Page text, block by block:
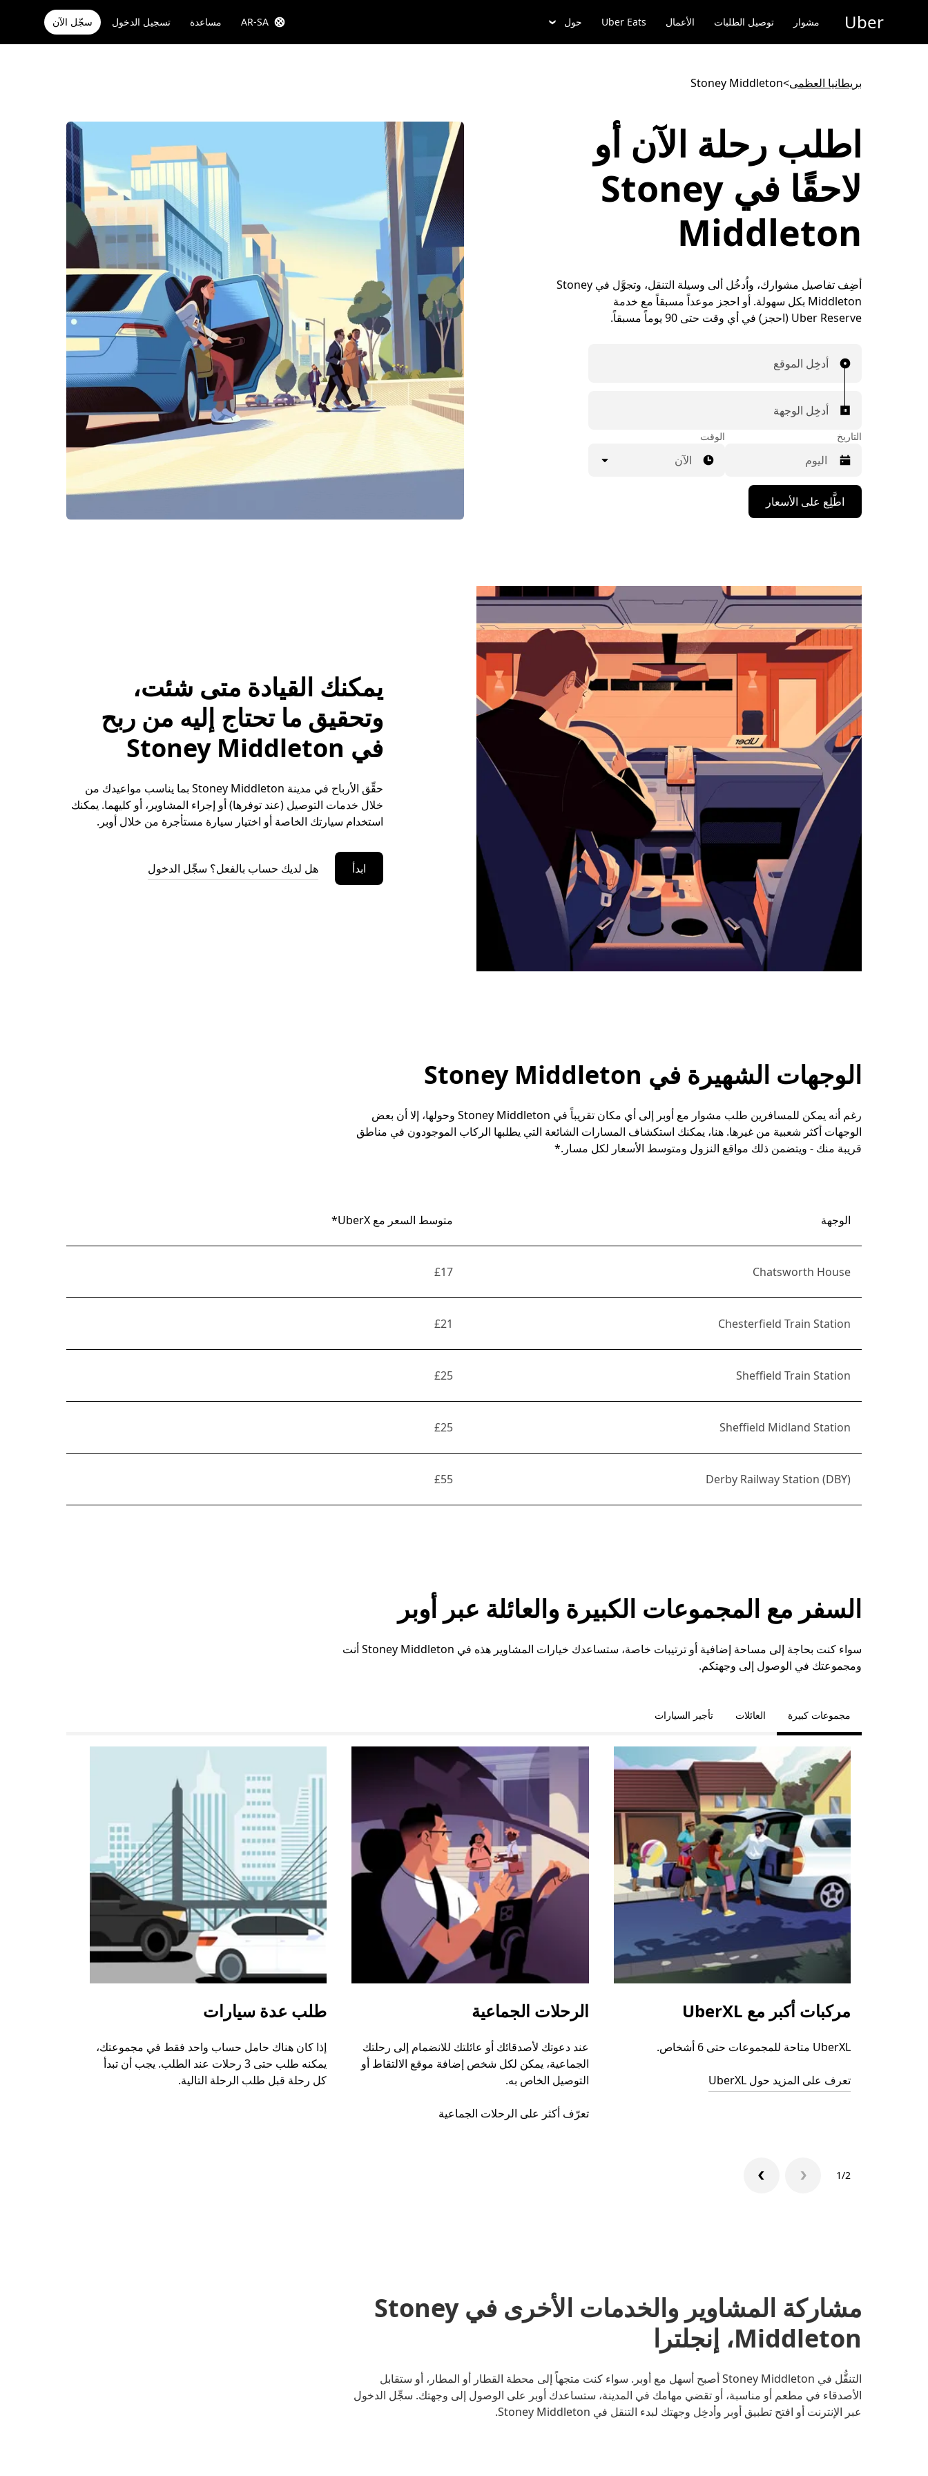
المحتوى
Uber مشوار توصيل الطلبات الأعمال Uber Eats حول AR-SA مساعدة تسجيل الدخول سجّل الآن
بريطانيا العظمى>
Stoney Middleton
اطلب رحلة الآن أو
لاحقًا في Stoney
Middleton
أضِف تفاصيل مشوارك، واُدخُل ألى وسيلة التنقل، وتجوَّل في Stoney
Middleton بكل سهولة. أو احجز موعداً مسبقاً مع خدمة
Uber Reserve (احجز) في أي وقت حتى 90 يوماً مسبقاً.
أدخِل الموقع
أدخِل الوجهة
التاريخ
اضغط
على
مفتاح
التقويم
واختيار
اضغط
زر
الخروج
التقويم.
الوقت
الآن
اطَّلِع على الأسعار
يمكنك القيادة متى شئت،
وتحقيق ما تحتاج إليه من ربح
في Stoney Middleton
حقِّق الأرباح في مدينة Stoney Middleton بما يناسب مواعيدك من
خلال خدمات التوصيل (عند توفرها) أو إجراء المشاوير، أو كليهما. يمكنك
استخدام سيارتك الخاصة أو اختيار سيارة مستأجرة من خلال أوبر.
ابدأ هل لديك حساب بالفعل؟ سجِّل الدخول
الوجهات الشهيرة في Stoney Middleton
رغم أنه يمكن للمسافرين طلب مشوار مع أوبر إلى أي مكان تقريباً في Stoney Middleton وحولها، إلا أن بعض
الوجهات أكثر شعبية من غيرها. هنا، يمكنك استكشاف المسارات الشائعة التي يطلبها الركاب الموجودون في مناطق
قريبة منك - ويتضمن ذلك مواقع النزول ومتوسط الأسعار لكل مسار.*
الوجهة متوسط السعر مع UberX*
Chatsworth House
£17
Chesterfield Train Station
£21
Sheffield Train Station
£25
Sheffield Midland Station
£25
Derby Railway Station (DBY)
£55
السفر مع المجموعات الكبيرة والعائلة عبر أوبر
سواء كنت بحاجة إلى مساحة إضافية أو ترتيبات خاصة، ستساعدك خيارات المشاوير هذه في Stoney Middleton أنت
ومجموعتك في الوصول إلى وجهتكم.
مجموعات كبيرة العائلات تأجير السيارات
مركبات أكبر مع UberXL
UberXL متاحة للمجموعات حتى 6 أشخاص.
تعرف على المزيد حول UberXL
الرحلات الجماعية
عند دعوتك لأصدقائك أو عائلتك للانضمام إلى رحلتك
الجماعية، يمكن لكل شخص إضافة موقع الالتقاط أو
التوصيل الخاص به.
تعرّف أكثر على الرحلات الجماعية
طلب عدة سيارات
إذا كان هناك حامل حساب واحد فقط في مجموعتك،
يمكنه طلب حتى 3 رحلات عند الطلب. يجب أن تبدأ
كل رحلة قبل طلب الرحلة التالية.
1/2
مشاركة المشاوير والخدمات الأخرى في Stoney
Middleton، إنجلترا
التنقُّل في Stoney Middleton أصبح أسهل مع أوبر. سواء كنت متجهاً إلى محطة القطار أو المطار، أو ستقابل
الأصدقاء في مطعم أو مناسبة، أو تقضي مهامك في المدينة، ستساعدك أوبر على الوصول إلى وجهتك. سجِّل الدخول
عبر الإنترنت أو افتح تطبيق أوبر وأدخِل وجهتك لبدء التنقل في Stoney Middleton.